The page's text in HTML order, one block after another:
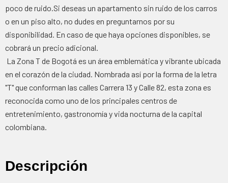
poco de ruido.Si deseas un apartamento sin ruido de los carros
o en un piso alto, no dudes en preguntarnos por su
disponibilidad. En caso de que haya opciones disponibles, se
cobrará un precio adicional.
La Zona T de Bogotá es un área emblemática y vibrante ubicada
en el corazón de la ciudad. Nombrada así por la forma de la letra
"T" que conforman las calles Carrera 13 y Calle 82, esta zona es
reconocida como uno de los principales centros de
entretenimiento, gastronomía y vida nocturna de la capital
colombiana.
Descripción